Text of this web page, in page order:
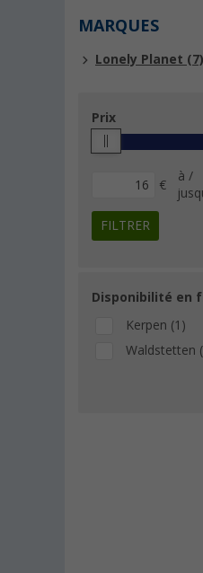
MARQUES
Lonely Planet (7)
Prix
€
à /
FILTRER
Disponibilité en
Kerpen (1)
Waldstetten